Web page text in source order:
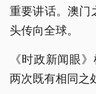
重要讲话。澳门
头传向全球。
《时政新闻眼
两次既有相同之